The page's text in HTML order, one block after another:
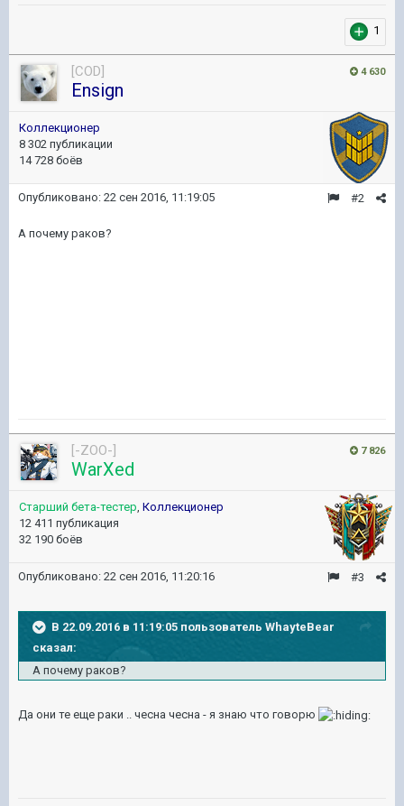
1
4 630
[COD]
Ensign
Коллекционер
8 302 публикации
14 728 боёв
#2
Опубликовано: 22 сен 2016, 11:19:05
А почему раков?
7 826
[-ZOO-]
WarXed
Старший бета-тестер, Коллекционер
12 411 публикация
32 190 боёв
#3
Опубликовано: 22 сен 2016, 11:20:16
В 22.09.2016 в 11:19:05 пользователь WhayteBear
сказал:
А почему раков?
Да они те еще раки .. чесна чесна - я знаю что говорю